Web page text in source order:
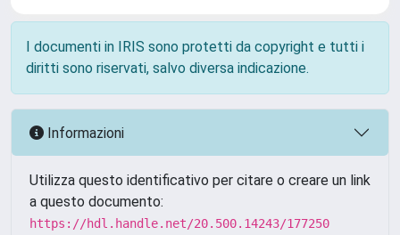
I documenti in IRIS sono protetti da copyright e tutti i
diritti sono riservati, salvo diversa indicazione.
Informazioni
Utilizza questo identificativo per citare o creare un link
a questo documento:
https://hdl.handle.net/20.500.14243/177250